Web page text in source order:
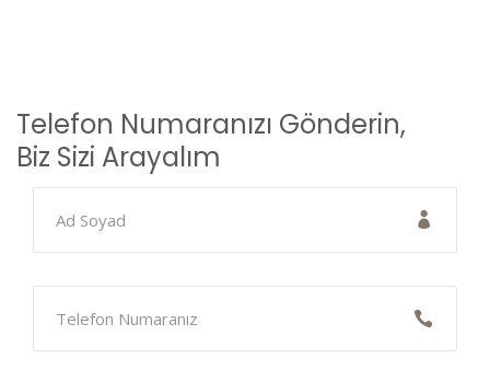
Telefon Numaranızı Gönderin,
Biz Sizi Arayalım